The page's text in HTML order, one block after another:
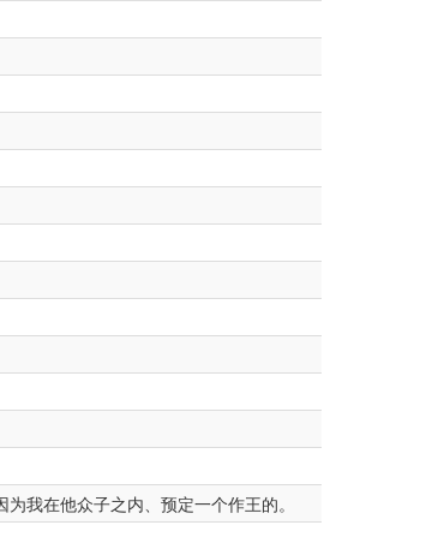
我在他众子之内、预定一个作王的。